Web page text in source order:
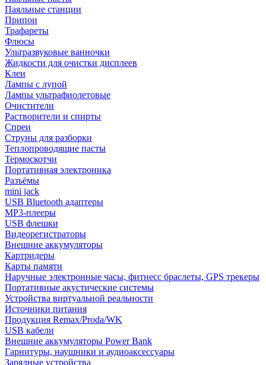
Паяльные станции
Припои
Трафареты
Флюсы
Ультразвуковые ванночки
Жидкости для очистки дисплеев
Клеи
Лампы с лупой
Лампы ультрафиолетовые
Очистители
Растворители и спирты
Спреи
Струны для разборки
Теплопроводящие пасты
Термоскотчи
Портативная электроника
Разъёмы
mini jack
USB Bluetooth адаптеры
MP3-плееры
USB флешки
Видеорегистраторы
Внешние аккумуляторы
Картридеры
Карты памяти
Наручные электронные часы, фитнесс браслеты, GPS трекеры
Портативные акустические системы
Устройства виртуальной реальности
Источники питания
Продукция Remax/Proda/WK
USB кабели
Внешние аккумуляторы Power Bank
Гарнитуры, наушники и аудиоаксессуары
Зарядные устройства